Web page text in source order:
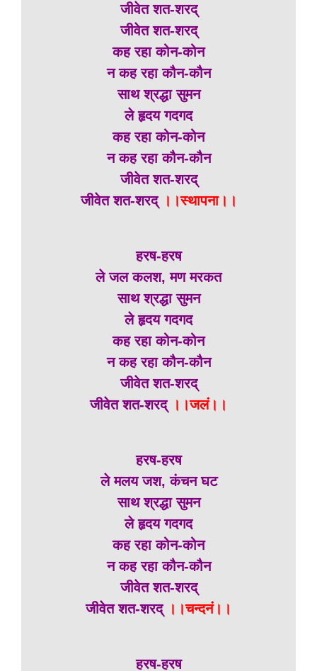
जीवेत शत-शरद्
जीवेत शत-शरद्
कह रहा कोन-कोन
न कह रहा कौन-कौन
साथ श्रद्धा सुमन
ले हृदय गदगद
कह रहा कोन-कोन
न कह रहा कौन-कौन
जीवेत शत-शरद्
जीवेत शत-शरद्।।स्थापना।।
हरष-हरष
ले जल कलश, मण मरकत
साथ श्रद्धा सुमन
ले हृदय गदगद
कह रहा कोन-कोन
न कह रहा कौन-कौन
जीवेत शत-शरद्
जीवेत शत-शरद् ।।जलं।।
हरष-हरष
ले मलय जश, कंचन घट
साथ श्रद्धा सुमन
ले हृदय गदगद
कह रहा कोन-कोन
न कह रहा कौन-कौन
जीवेत शत-शरद्
जीवेत शत-शरद्।।चन्दनं।।
हरष-हरष